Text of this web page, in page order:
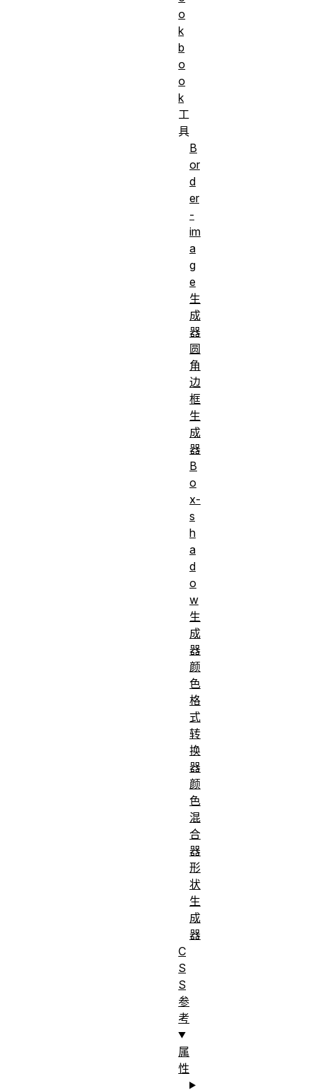
o
k
b
o
o
k
工
具
B
or
d
er
-
im
a
g
e
生
成
器
圆
角
边
框
生
成
器
B
o
x-
s
h
a
d
o
w
生
成
器
颜
色
格
式
转
换
器
颜
色
混
合
器
形
状
生
成
器
C
S
S
参
考
属
性